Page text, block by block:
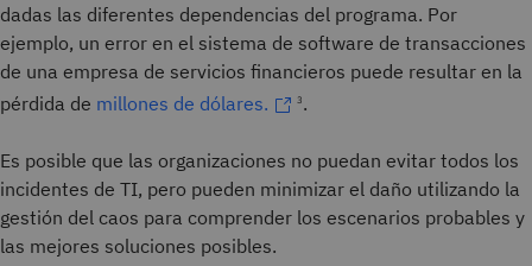
dadas las diferentes dependencias del programa. Por
ejemplo, un error en el sistema de software de transacciones
de una empresa de servicios financieros puede resultar en la
pérdida de millones de dólares. 3 .
Es posible que las organizaciones no puedan evitar todos los
incidentes de TI, pero pueden minimizar el daño utilizando la
gestión del caos para comprender los escenarios probables y
las mejores soluciones posibles.